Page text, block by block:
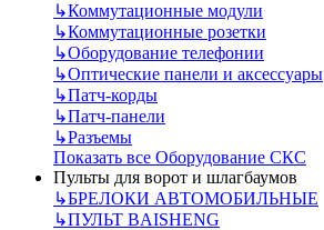
↳Коммутационные модули
↳Коммутационные розетки
↳Оборудование телефонии
↳Оптические панели и аксессуары
↳Патч-корды
↳Патч-панели
↳Разъемы
Показать все Оборудование СКС
Пульты для ворот и шлагбаумов
↳БРЕЛОКИ АВТОМОБИЛЬНЫЕ
↳ПУЛЬТ BAISHENG